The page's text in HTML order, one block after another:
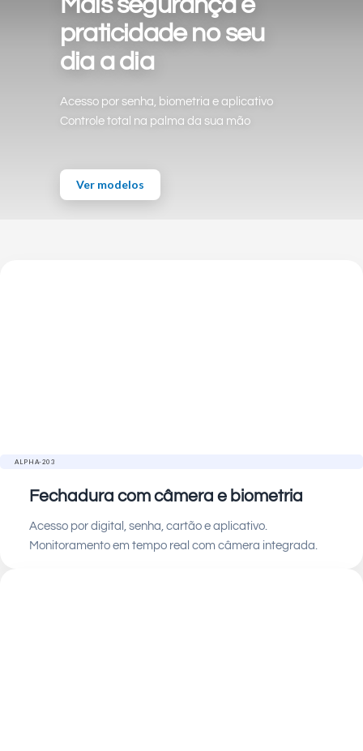
Mais segurança e
praticidade no seu
dia a dia
Acesso por senha, biometria e aplicativo
Controle total na palma da sua mão
Ver modelos
ALPHA-203
Fechadura com câmera e biometria
Acesso por digital, senha, cartão e aplicativo.
Monitoramento em tempo real com câmera integrada.